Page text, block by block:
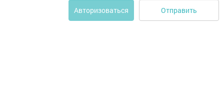
Авторизоваться Отправить